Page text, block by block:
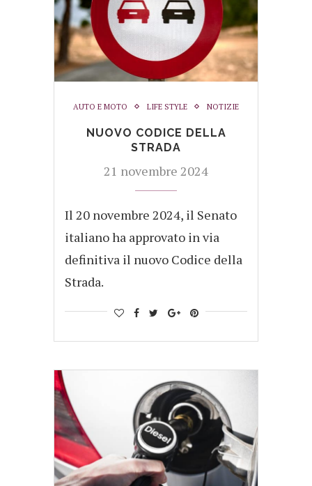
AUTO E MOTO LIFE STYLE NOTIZIE
NUOVO CODICE DELLA
STRADA
21 novembre 2024
Il 20 novembre 2024, il Senato
italiano ha approvato in via
definitiva il nuovo Codice della
Strada.